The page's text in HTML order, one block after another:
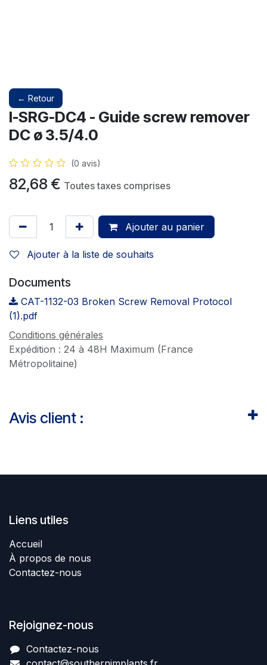
← Retour
I-SRG-DC4 - Guide screw remover
DC ø 3.5/4.0
(0 avis)
82,68 € Toutes taxes comprises
Ajouter au panier
Ajouter à la liste de souhaits
Documents
CAT-1132-03 Broken Screw Removal Protocol
(1).pdf
Conditions générales
Expédition : 24 à 48H Maximum (France
Métropolitaine)
Avis client :
Liens utiles
Accueil
À propos de nous
Contactez-nous
Rejoignez-nous
Contactez-nous​